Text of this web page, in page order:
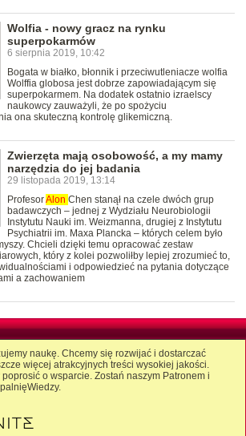
Wolfia - nowy gracz na rynku
superpokarmów
6 sierpnia 2019, 10:42
Bogata w białko, błonnik i przeciwutleniacze wolfia
Wolffia globosa jest dobrze zapowiadającym się
superpokarmem. Na dodatek ostatnio izraelscy
naukowcy zauważyli, że po spożyciu
ona skuteczną kontrolę glikemiczną.
Zwierzęta mają osobowość, a my mamy
narzędzia do jej badania
29 listopada 2019, 13:14
ProfesorAlon Chen stanął na czele dwóch grup
badawczych – jednej z Wydziału Neurobiologii
Instytutu Nauki im. Weizmanna, drugiej z Instytutu
Psychiatrii im. Maxa Plancka – których celem było
Chcieli dzięki temu opracować zestaw
który z kolei pozwoliłby lepiej zrozumieć to,
i odpowiedzieć na pytania dotyczące
a zachowaniem
naukę. Chcemy się rozwijać i dostarczać
więcej atrakcyjnych treści wysokiej jakości.
o wsparcie. Zostań naszym Patronem i